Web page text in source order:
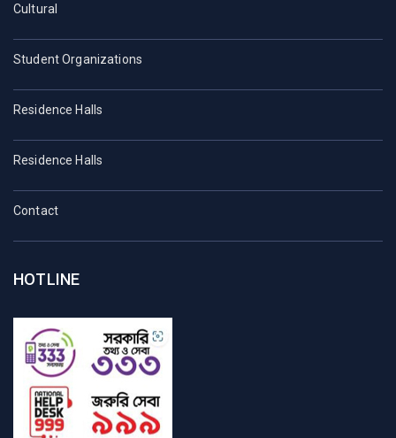
Cultural
Student Organizations
Residence Halls
Residence Halls
Contact
HOTLINE